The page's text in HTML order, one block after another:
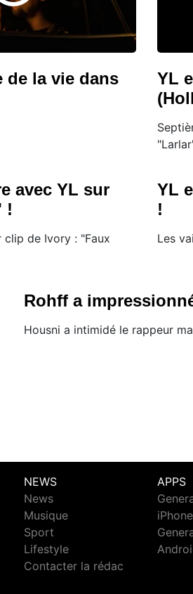
de la vie dans
YL
avec YL sur
!
clip de Ivory : "Faux
YL
!
Les
Rohff a
Housni a intimidé le rappeur
NEWS
News
Musique
Sport
Lifestyle
Contacter la rédac
APPS
iPhone